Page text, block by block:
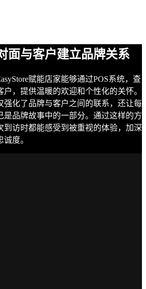
面与客户建立品牌关系
赋能店家能够通过POS系统，查
，提供温暖的欢迎和个性化的关怀。
强化了品牌与客户之间的联系，还让每
是品牌故事中的一部分。通过这样的方
到访时都能感受到被重视的体验，加深
度。